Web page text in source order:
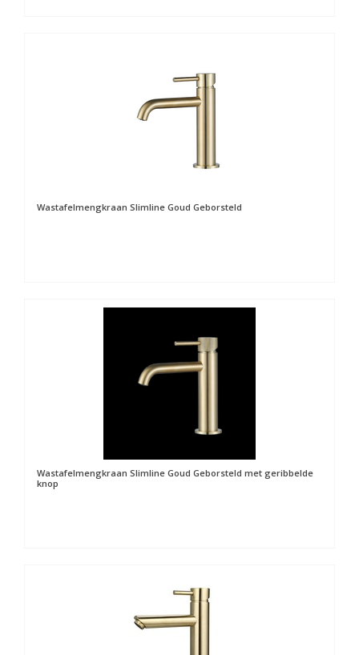
Wastafelmengkraan Slimline Goud Geborsteld
Wastafelmengkraan Slimline Goud Geborsteld met geribbelde
knop